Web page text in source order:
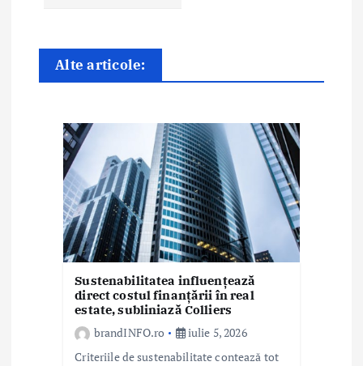
a
r
Alte articole:
Sustenabilitatea influențează
direct costul finanțării în real
estate, subliniază Colliers
brandINFO.ro
iulie 5, 2026
Criteriile de sustenabilitate contează tot